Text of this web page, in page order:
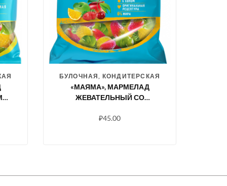
БУЛОЧНАЯ, КОНДИТЕРСКАЯ
«МАЯМА», МАРМЕЛАД
ЖЕВАТЕЛЬНЫЙ СО
ЯБЛОКА, ВИШНИ, МАНГО,
₽45.00